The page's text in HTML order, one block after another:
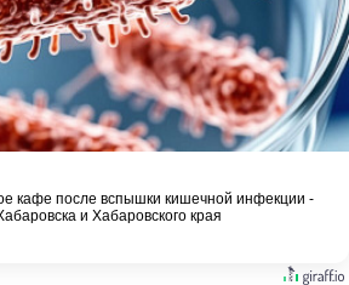
кафе после вспышки кишечной инфекции -
и Хабаровского края